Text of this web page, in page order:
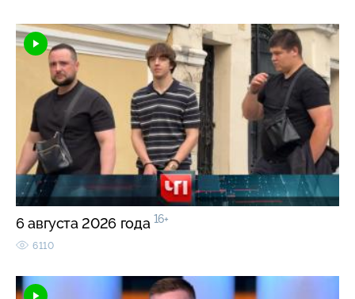
6 августа 2026 года 16+
6110